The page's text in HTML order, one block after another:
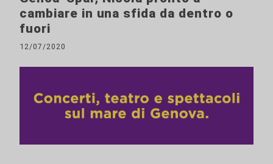
cambiare in una sfida da dentro o
fuori
12/07/2020